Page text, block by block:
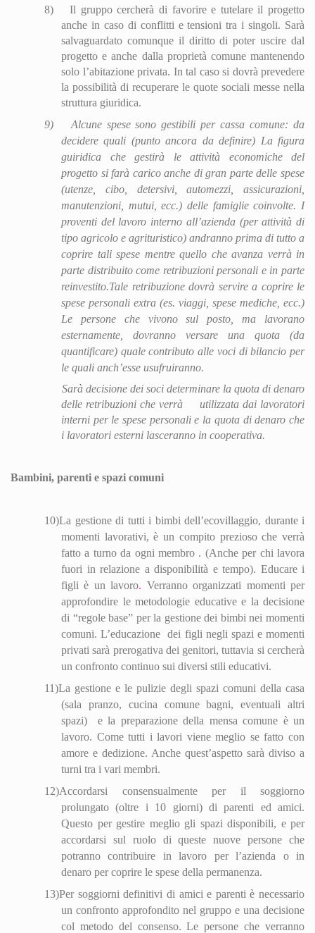
8)
Il gruppo cercherà di favorire e tutelare il progetto
anche in caso di conflitti e tensioni tra i singoli. Sarà
salvaguardato comunque il diritto di poter uscire dal
progetto e anche dalla proprietà comune mantenendo
solo l’abitazione privata. In tal caso si dovrà prevedere
la possibilità di recuperare le quote sociali messe nella
struttura giuridica.
9)
Alcune spese sono gestibili per cassa comune: da
decidere quali (punto ancora da definire) La figura
guiridica che gestirà le attività economiche del
progetto si farà carico anche di gran parte delle spese
(utenze, cibo, detersivi, automezzi, assicurazioni,
manutenzioni, mutui, ecc.) delle famiglie coinvolte. I
proventi del lavoro interno all’azienda (per attività di
tipo agricolo e agrituristico) andranno prima di tutto a
coprire tali spese mentre quello che avanza verrà in
parte distribuito come retribuzioni personali e in parte
reinvestito.Tale retribuzione dovrà servire a coprire le
spese personali extra (es. viaggi, spese mediche, ecc.)
Le persone che vivono sul posto, ma lavorano
esternamente, dovranno versare una quota (da
quantificare) quale contributo alle voci di bilancio per
le quali anch’esse usufruiranno.
Sarà decisione dei soci determinare la quota di denaro
delle retribuzioni che verrà
utilizzata dai lavoratori
interni per le spese personali e la quota di denaro che
i lavoratori esterni lasceranno in cooperativa.
Bambini, parenti e spazi comuni
10)La gestione di tutti i bimbi dell’ecovillaggio, durante i
momenti lavorativi, è un compito prezioso che verrà
fatto a turno da ogni membro . (Anche per chi lavora
fuori in relazione a disponibilità e tempo). Educare i
figli è un lavoro. Verranno organizzati momenti per
approfondire le metodologie educative e la decisione
di “regole base” per la gestione dei bimbi nei momenti
comuni. L’educazione
dei figli negli spazi e momenti
privati sarà prerogativa dei genitori, tuttavia si cercherà
un confronto continuo sui diversi stili educativi.
11)La gestione e le pulizie degli spazi comuni della casa
(sala pranzo, cucina comune bagni, eventuali altri
spazi)
e la preparazione della mensa comune è un
lavoro. Come tutti i lavori viene meglio se fatto con
amore e dedizione. Anche quest’aspetto sarà diviso a
turni tra i vari membri.
12)Accordarsi consensualmente per il soggiorno
prolungato (oltre i 10 giorni) di parenti ed amici.
Questo per gestire meglio gli spazi disponibili, e per
accordarsi sul ruolo di queste nuove persone che
potranno contribuire in lavoro per l’azienda o in
denaro per coprire le spese della permanenza.
13)Per soggiorni definitivi di amici e parenti è necessario
un confronto approfondito nel gruppo e una decisione
col metodo del consenso. Le persone che verranno